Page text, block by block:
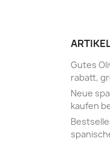
Gutes
rabatt,
Neue
kaufen